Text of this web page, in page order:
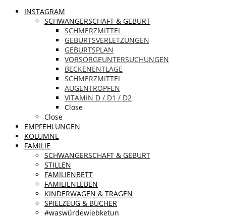
INSTAGRAM
SCHWANGERSCHAFT & GEBURT
SCHMERZMITTEL
GEBURTSVERLETZUNGEN
GEBURTSPLAN
VORSORGEUNTERSUCHUNGEN
BECKENENTLAGE
SCHMERZMITTEL
AUGENTROPFEN
VITAMIN D / D1 / D2
Close
Close
EMPFEHLUNGEN
KOLUMNE
FAMILIE
SCHWANGERSCHAFT & GEBURT
STILLEN
FAMILIENBETT
FAMILIENLEBEN
KINDERWAGEN & TRAGEN
SPIELZEUG & BÜCHER
#waswürdewiebketun